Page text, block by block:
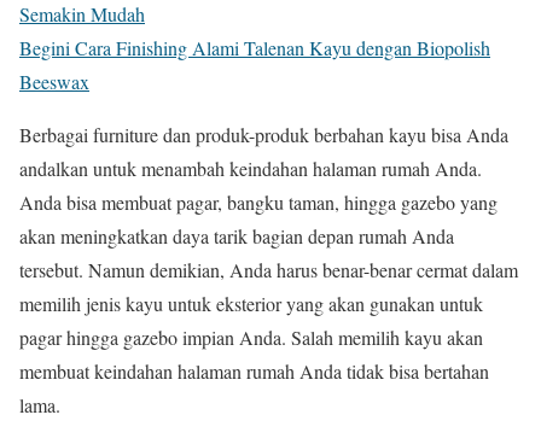
Semakin Mudah
Begini Cara Finishing Alami Talenan Kayu dengan Biopolish
Beeswax
Berbagai furniture dan produk-produk berbahan kayu bisa Anda
andalkan untuk menambah keindahan halaman rumah Anda.
Anda bisa membuat pagar, bangku taman, hingga gazebo yang
akan meningkatkan daya tarik bagian depan rumah Anda
tersebut. Namun demikian, Anda harus benar-benar cermat dalam
memilih jenis kayu untuk eksterior yang akan gunakan untuk
pagar hingga gazebo impian Anda. Salah memilih kayu akan
membuat keindahan halaman rumah Anda tidak bisa bertahan
lama.